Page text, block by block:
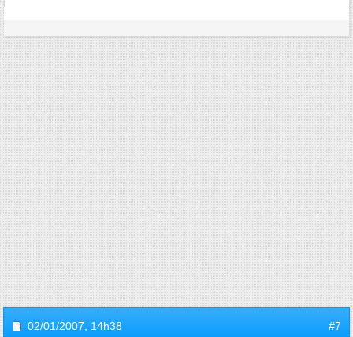
02/01/2007, 14h38 #7